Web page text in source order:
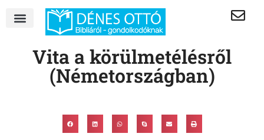
Vita a körülmetélésről
(Németországban)